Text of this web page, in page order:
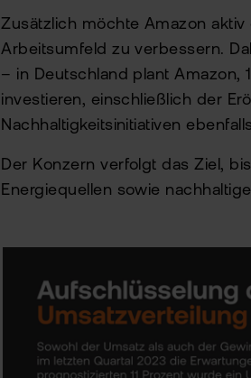
Zusätzlich möchte Amazon
Arbeitsumfeld zu verbessern.
– in Deutschland plant Amazon,
investieren, einschließlich der
Nachhaltigkeitsinitiativen
Der Konzern verfolgt das Ziel,
Energiequellen sowie